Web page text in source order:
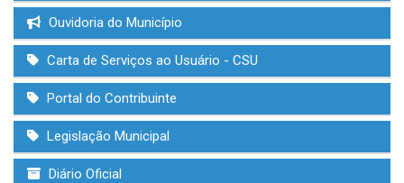
Ouvidoria do Município
Carta de Serviços ao Usuário - CSU
Portal do Contribuinte
Legislação Municipal
Diário Oficial